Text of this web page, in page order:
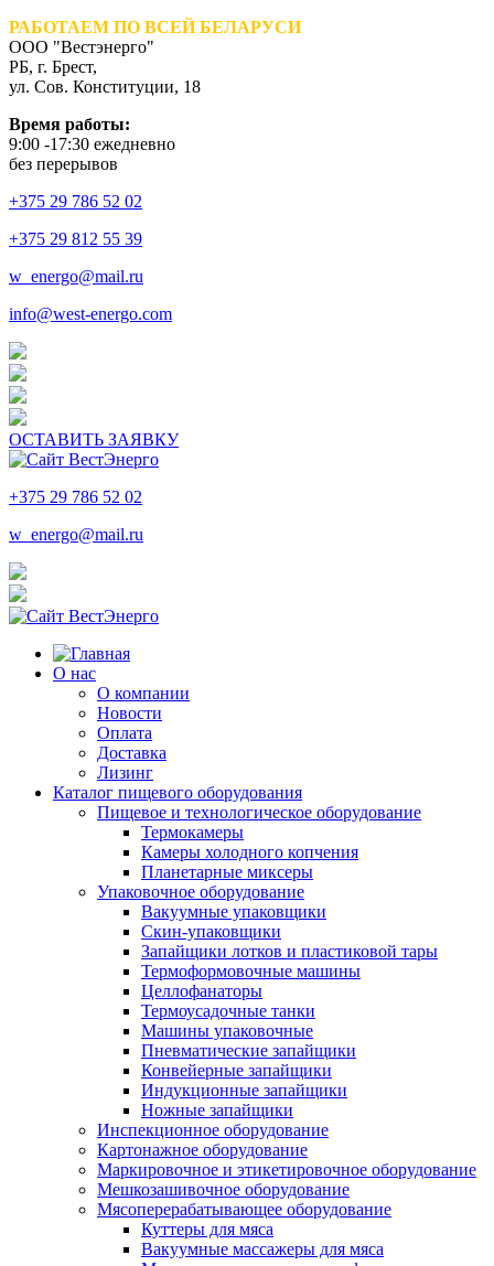
РАБОТАЕМ ПО ВСЕЙ БЕЛАРУСИ
ООО "Вестэнерго"
РБ, г. Брест,
ул. Сов. Конституции, 18
Время работы:
9:00 -17:30 ежедневно
без перерывов
+375 29 786 52 02
+375 29 812 55 39
w_energo@mail.ru
info@west-energo.com
ОСТАВИТЬ ЗАЯВКУ
+375 29 786 52 02
w_energo@mail.ru
О нас
О компании
Новости
Оплата
Доставка
Лизинг
Каталог пищевого оборудования
Пищевое и технологическое оборудование
Термокамеры
Камеры холодного копчения
Планетарные миксеры
Упаковочное оборудование
Вакуумные упаковщики
Скин-упаковщики
Запайщики лотков и пластиковой тары
Термоформовочные машины
Целлофанаторы
Термоусадочные танки
Машины упаковочные
Пневматические запайщики
Конвейерные запайщики
Индукционные запайщики
Ножные запайщики
Инспекционное оборудование
Картонажное оборудование
Маркировочное и этикетировочное оборудование
Мешкозашивочное оборудование
Мясоперерабатывающее оборудование
Куттеры для мяса
Вакуумные массажеры для мяса